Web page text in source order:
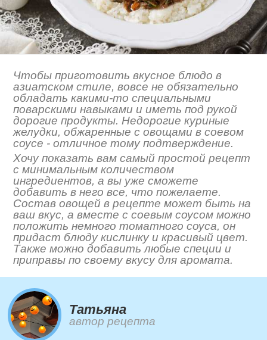
Чтобы приготовить вкусное блюдо в
азиатском стиле, вовсе не обязательно
обладать какими-то специальными
поварскими навыками и иметь под рукой
дорогие продукты. Недорогие куриные
желудки, обжаренные с овощами в соевом
соусе - отличное тому подтверждение.
Хочу показать вам самый простой рецепт
с минимальным количеством
ингредиентов, а вы уже сможете
добавить в него все, что пожелаете.
Состав овощей в рецепте может быть на
ваш вкус, а вместе с соевым соусом можно
положить немного томатного соуса, он
придаст блюду кислинку и красивый цвет.
Также можно добавить любые специи и
приправы по своему вкусу для аромата.
Татьяна
автор рецепта